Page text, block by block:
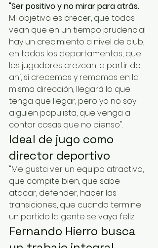
"Ser positivo y no mirar para atrás.
Mi objetivo es crecer, que todos
vean que en un tiempo prudencial
hay un crecimiento a nivel de club,
en todos los departamentos, que
los jugadores crezcan, a partir de
ahí, si crecemos y remamos en la
misma dirección, llegará lo que
tenga que llegar, pero yo no soy
alguien populista, que venga a
contar cosas que no pienso".
Ideal de jugo como
director deportivo
"Me gusta ver un equipo atractivo,
que compite bien, que sabe
atacar, defender, hacer las
transiciones, que cuando termine
un partido la gente se vaya feliz".
Fernando Hierro busca